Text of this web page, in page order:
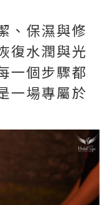
、保濕與修
復水潤與光
一個步驟都
一場專屬於